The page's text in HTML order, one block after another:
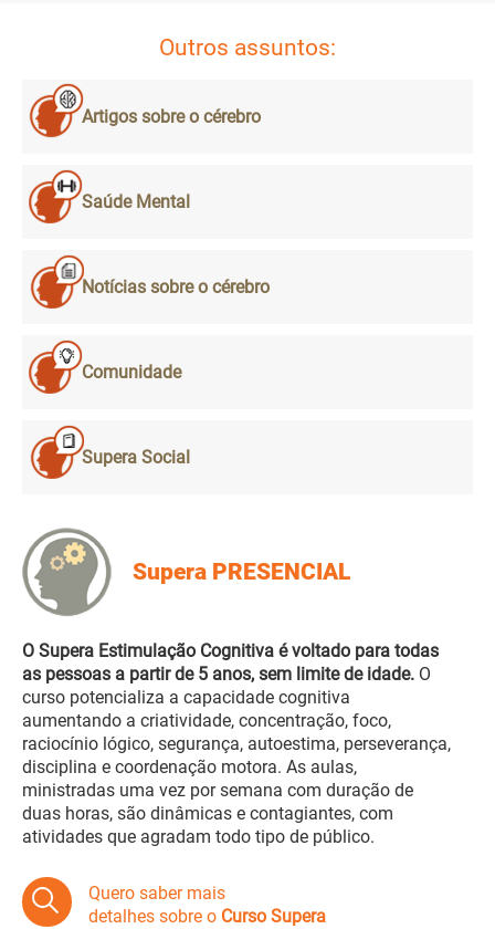
Outros assuntos:
Artigos sobre o cérebro
Saúde Mental
Notícias sobre o cérebro
Comunidade
Supera Social
Supera PRESENCIAL
O Supera Estimulação Cognitiva é voltado para todas
as pessoas a partir de 5 anos, sem limite de idade. O
curso potencializa a capacidade cognitiva
aumentando a criatividade, concentração, foco,
raciocínio lógico, segurança, autoestima, perseverança,
disciplina e coordenação motora. As aulas,
ministradas uma vez por semana com duração de
duas horas, são dinâmicas e contagiantes, com
atividades que agradam todo tipo de público.
Quero saber mais
detalhes sobre o Curso Supera